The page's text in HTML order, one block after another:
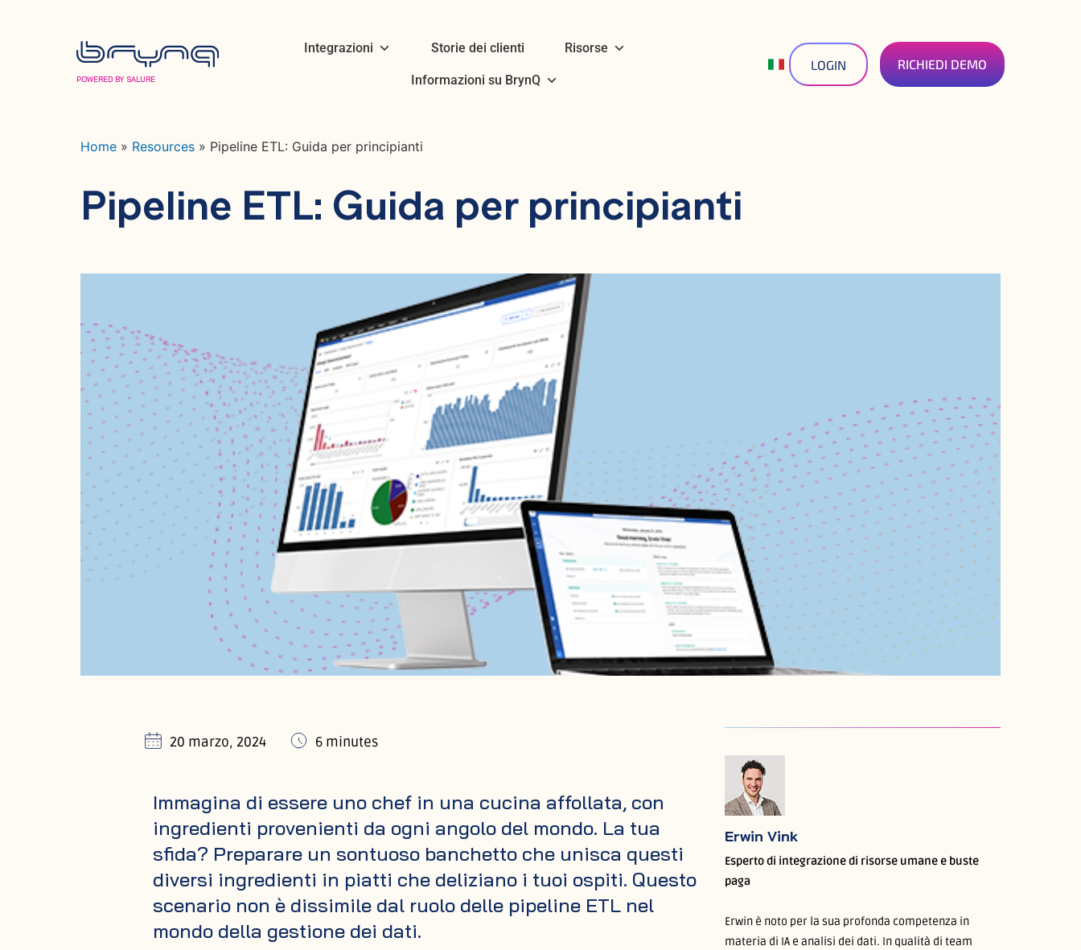
POWERED BY SALURE
Integrazioni Storie dei clienti Risorse
Informazioni su BrynQ
LOGIN RICHIEDI DEMO
Home » Resources » Pipeline ETL: Guida per principianti
Pipeline ETL: Guida per principianti
20 marzo, 2024 6 minutes
Immagina di essere uno chef in una cucina affollata, con
ingredienti provenienti da ogni angolo del mondo. La tua
sfida? Preparare un sontuoso banchetto che unisca questi
diversi ingredienti in piatti che deliziano i tuoi ospiti. Questo
scenario non è dissimile dal ruolo delle pipeline ETL nel
mondo della gestione dei dati.
Erwin Vink
Esperto di integrazione di risorse umane e buste
paga
Erwin è noto per la sua profonda competenza in
materia di IA e analisi dei dati. In qualità di team